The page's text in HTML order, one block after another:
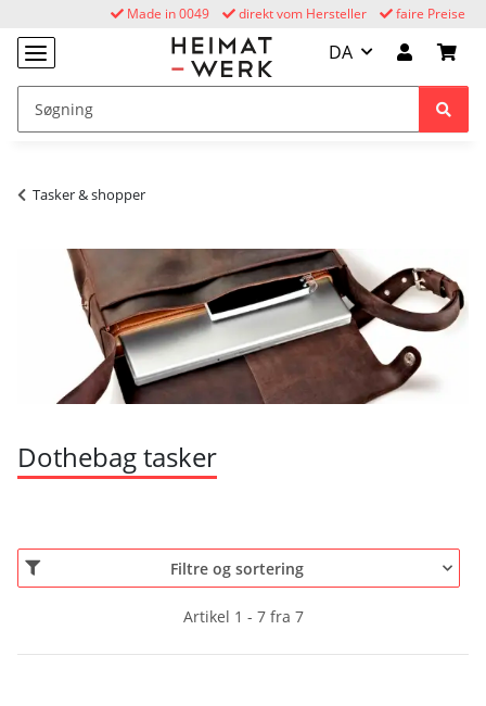
faire Preise
direkt vom Hersteller
Made in 0049
DA
Tasker & shopper
Dothebag tasker
Filtre og sortering
Artikel 1 - 7 fra 7